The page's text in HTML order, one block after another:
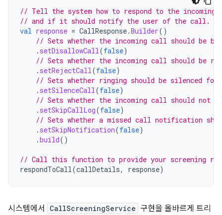
// Tell the system how to respond to the incoming
// and if it should notify the user of the call.
val response = CallResponse.Builder()
// Sets whether the incoming call should be
. setDisallowCall(false)
// Sets whether the incoming call should be
. setRejectCall(false)
// Sets whether ringing should be silenced
. setSilenceCall(false)
// Sets whether the incoming call should not
. setSkipCallLog(false)
// Sets whether a missed call notification
. setSkipNotification(false)
.build()
// Call this function to provide your screening
respondToCall(callDetails, response)
시스템에서 CallScreeningService 구현을 올바르게 트리